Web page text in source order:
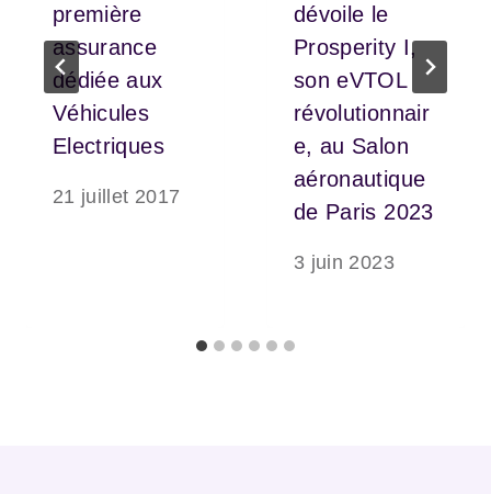
première
assurance
dédiée aux
Véhicules
Electriques
21 juillet 2017
dévoile le
Prosperity I,
son eVTOL
révolutionnair
e, au Salon
aéronautique
de Paris 2023
3 juin 2023